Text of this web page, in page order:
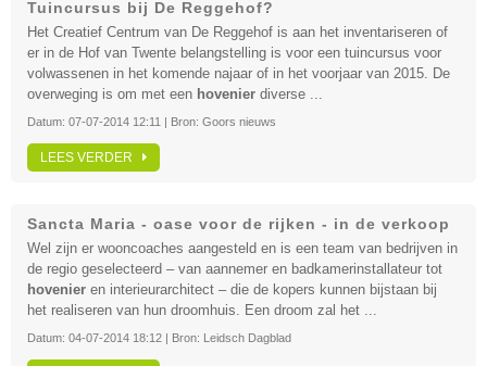
Tuincursus bij De Reggehof?
Het Creatief Centrum van De Reggehof is aan het inventariseren of
er in de Hof van Twente belangstelling is voor een tuincursus voor
volwassenen in het komende najaar of in het voorjaar van 2015. De
overweging is om met een hovenier diverse ...
Datum: 07-07-2014 12:11 | Bron: Goors nieuws
LEES VERDER
Sancta Maria - oase voor de rijken - in de verkoop
Wel zijn er wooncoaches aangesteld en is een team van bedrijven in
de regio geselecteerd – van aannemer en badkamerinstallateur tot
hovenier en interieurarchitect – die de kopers kunnen bijstaan bij
het realiseren van hun droomhuis. Een droom zal het ...
Datum: 04-07-2014 18:12 | Bron: Leidsch Dagblad